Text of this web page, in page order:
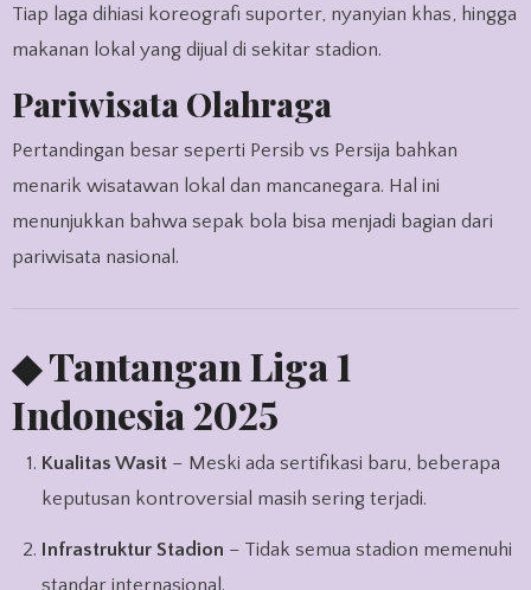
Tiap laga dihiasi koreografi suporter, nyanyian khas, hingga
makanan lokal yang dijual di sekitar stadion.
Pariwisata Olahraga
Pertandingan besar seperti Persib vs Persija bahkan
menarik wisatawan lokal dan mancanegara. Hal ini
menunjukkan bahwa sepak bola bisa menjadi bagian dari
pariwisata nasional.
◆ Tantangan Liga 1
Indonesia 2025
Kualitas Wasit – Meski ada sertifikasi baru, beberapa
keputusan kontroversial masih sering terjadi.
Infrastruktur Stadion – Tidak semua stadion memenuhi
standar internasional.